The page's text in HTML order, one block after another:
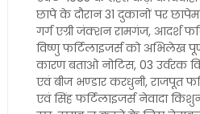
छापे के दौरान 31 दुकानों पर
गर्ग एग्री जंक्शन रामगंज, आदर्श
विष्णु फर्टिलाइजर्स को अभिलेख
कारण बताओ नोटिस, 03 उर्वरक
एवं बीज भण्डार करधुनी, राजपूत
एवं सिंह फर्टिलाइजर्स नेवादा